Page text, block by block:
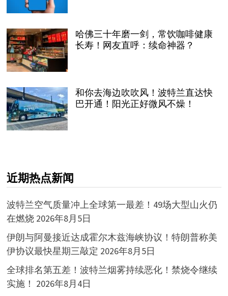
哈佛三十年磨一剑，常饮咖啡健康
长寿！网友直呼：续命神器？
和你去海边吹吹风！波特兰直达快
巴开通！阳光正好微风不燥！
近期热点新闻
波特兰空气质量冲上全球第一最差！49场大型山火仍
在燃烧 2026年8月5日
伊朗与阿曼接近达成霍尔木兹海峡协议！特朗普称美
伊协议最快星期三敲定 2026年8月5日
全球排名第五差！波特兰烟雾持续恶化！禁烧令继续
实施！ 2026年8月4日